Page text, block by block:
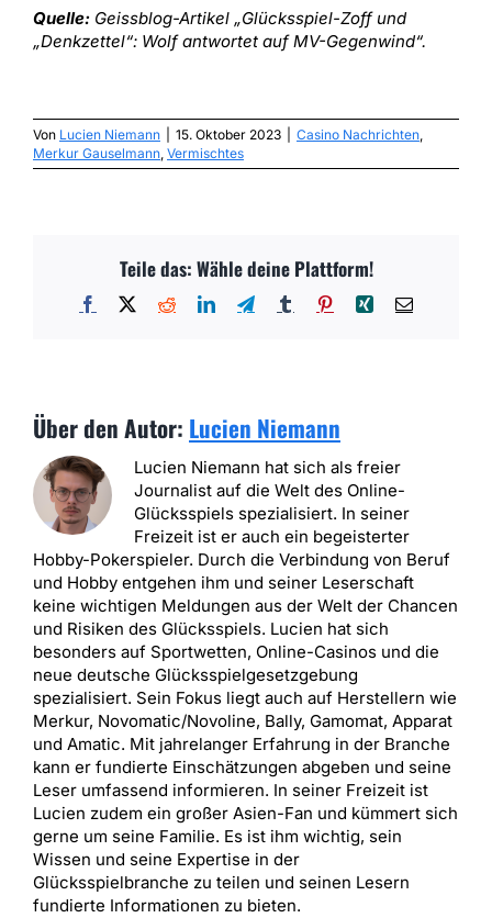
Quelle:Geissblog-Artikel „Glücksspiel-Zoff und
„Denkzettel“: Wolf antwortet auf MV-Gegenwind“.
Von Lucien Niemann 15. Oktober 2023 Casino Nachrichten,
Merkur Gauselmann, Vermischtes
Teile das: Wähle deine Plattform!
Facebook RedditLinkedInTelegramTumblr PinterestXing E-
Über den Autor: Lucien Niemann
Lucien Niemann hat sich als freier
Journalist auf die Welt des Online-
Glücksspiels spezialisiert. In seiner
Freizeit ist er auch ein begeisterter
Hobby-Pokerspieler. Durch die Verbindung von Beruf
und Hobby entgehen ihm und seiner Leserschaft
keine wichtigen Meldungen aus der Welt der Chancen
und Risiken des Glücksspiels. Lucien hat sich
besonders auf Sportwetten, Online-Casinos und die
neue deutsche Glücksspielgesetzgebung
spezialisiert. Sein Fokus liegt auch auf Herstellern wie
Merkur, Novomatic/Novoline, Bally, Gamomat, Apparat
und Amatic. Mit jahrelanger Erfahrung in der Branche
kann er fundierte Einschätzungen abgeben und seine
Leser umfassend informieren. In seiner Freizeit ist
Lucien zudem ein großer Asien-Fan und kümmert sich
gerne um seine Familie. Es ist ihm wichtig, sein
Wissen und seine Expertise in der
Glücksspielbranche zu teilen und seinen Lesern
fundierte Informationen zu bieten.